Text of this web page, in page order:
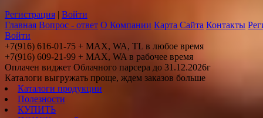
Регистрация | Войти
Главная Вопрос - ответ О Компании Карта Сайта Контакты
Войти
+7(916) 616-01-75 + MAX, WA, TL в любое время
+7(916) 609-21-99 + MAX, WA в рабочее время
Оплачен виджет Облачного парсера до 31.12.2026г
Каталоги выгружать проще, ждем заказов больше
Каталоги продукции
Полезности
КУПИТЬ